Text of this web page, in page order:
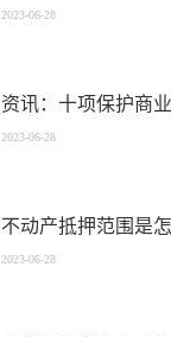
2023-06-28
资讯：十项保护商
2023-06-28
不动产抵押范围是
2023-06-28